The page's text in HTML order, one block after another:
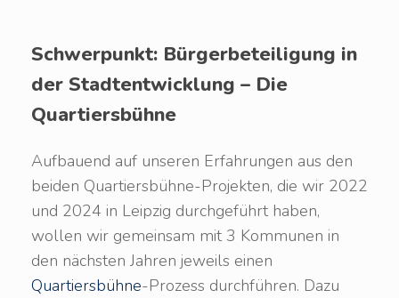
Schwerpunkt: Bürgerbeteiligung in
der Stadtentwicklung – Die
Quartiersbühne
Aufbauend auf unseren Erfahrungen aus den
beiden Quartiersbühne-Projekten, die wir 2022
und 2024 in Leipzig durchgeführt haben,
wollen wir gemeinsam mit 3 Kommunen in
den nächsten Jahren jeweils einen
Quartiersbühne-Prozess durchführen. Dazu